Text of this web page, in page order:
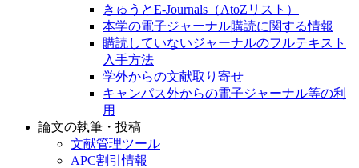
きゅうとE-Journals（AtoZリスト）
本学の電子ジャーナル購読に関する情報
購読していないジャーナルのフルテキスト
入手方法
学外からの文献取り寄せ
キャンパス外からの電子ジャーナル等の利
用
論文の執筆・投稿
文献管理ツール
APC割引情報